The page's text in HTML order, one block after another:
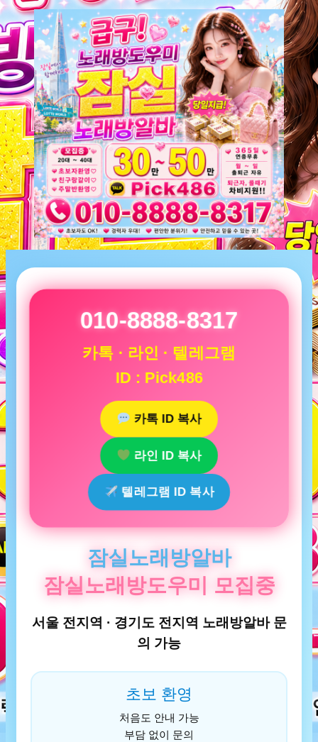
010-8888-8317
카톡 · 라인 · 텔레그램
ID : Pick486
카톡 ID 복사
라인 ID 복사
텔레그램 ID 복사
잠실노래방알바
잠실노래방도우미 모집중
서울 전지역 · 경기도 전지역 노래방알바 문
의 가능
초보 환영
처음도 안내 가능
부담 없이 문의